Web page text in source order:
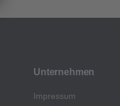
Unternehmen
Impressum